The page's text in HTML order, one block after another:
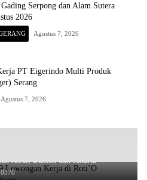
Gading Serpong dan Alam Sutera
2026
Agustus 7, 2026
PT Eigerindo Multi Produk
Serang
Agustus 7, 2026
S1 Ada 9 Lowongan Kerja di
Jabar, Banten dan Jakarta